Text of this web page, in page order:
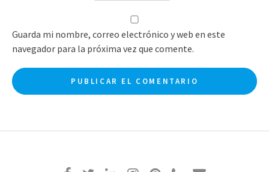
Guarda mi nombre, correo electrónico y web en este
navegador para la próxima vez que comente.